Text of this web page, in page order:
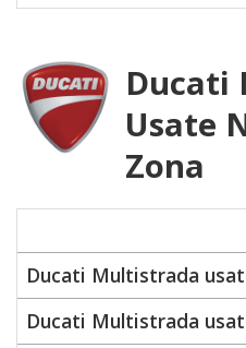
Ducati
Usate
Zona
Ducati Multistrada
Ducati Multistrada